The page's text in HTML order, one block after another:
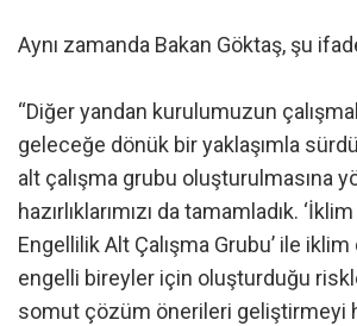
Aynı zamanda Bakan Göktaş, şu
“Diğer yandan kurulumuzun
geleceğe dönük bir yaklaşımla
alt çalışma grubu oluşturulmasına
hazırlıklarımızı da tamamladık.
Engellilik Alt Çalışma Grubu’ ile
engelli bireyler için oluşturduğu
somut çözüm önerileri geliştirmeyi